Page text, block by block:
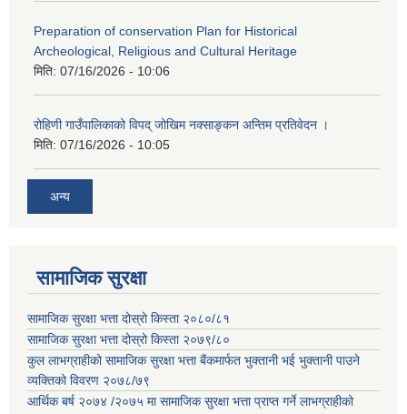
Preparation of conservation Plan for Historical
Archeological, Religious and Cultural Heritage
मिति: 07/16/2026 - 10:06
रोहिणी गाउँपालिकाको विपद् जोखिम नक्साङ्कन अन्तिम प्रतिवेदन ।
मिति: 07/16/2026 - 10:05
अन्य
सामाजिक सुरक्षा
सामाजिक सुरक्षा भत्ता दोस्रो किस्ता २०८०/८१
सामाजिक सुरक्षा भत्ता दोस्रो किस्ता २०७९/८०
कुल लाभग्राहीको सामाजिक सुरक्षा भत्ता बैंकमार्फत भुक्तानी भई भुक्तानी पाउने
व्यक्तिको विवरण २०७८/७९
आर्थिक बर्ष २०७४ /२०७५ मा सामाजिक सुरक्षा भत्ता प्राप्त गर्ने लाभग्राहीको